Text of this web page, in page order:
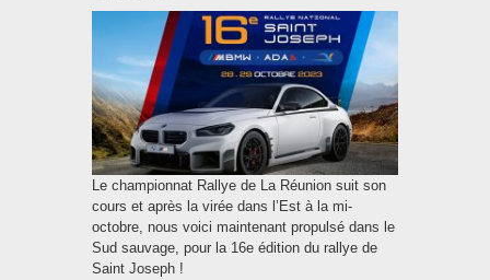
Le championnat Rallye de La Réunion suit son
cours et après la virée dans l’Est à la mi-
octobre, nous voici maintenant propulsé dans le
Sud sauvage, pour la 16e édition du rallye de
Saint Joseph !